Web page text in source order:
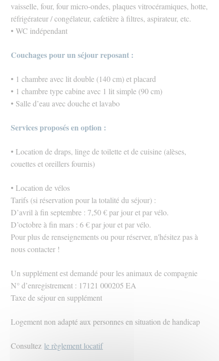
vaisselle, four, four micro-ondes, plaques vitrocéramiques, hotte,
réfrigérateur / congélateur, cafetière à filtres, aspirateur, etc.
• WC indépendant
Couchages pour un séjour reposant :
• 1 chambre avec lit double (140 cm) et placard
• 1 chambre type cabine avec 1 lit simple (90 cm)
• Salle d’eau avec douche et lavabo
Services proposés en option :
• Location de draps, linge de toilette et de cuisine (alèses,
couettes et oreillers fournis)
• Location de vélos
Tarifs (si réservation pour la totalité du séjour) :
D’avril à fin septembre : 7,50 € par jour et par vélo.
D’octobre à fin mars : 6 € par jour et par vélo.
Pour plus de renseignements ou pour réserver, n'hésitez pas à
nous contacter !
Un supplément est demandé pour les animaux de compagnie
N° d’enregistrement : 17121 000205 EA
Taxe de séjour en supplément
Logement non adapté aux personnes en situation de handicap
Consultez le règlement locatif